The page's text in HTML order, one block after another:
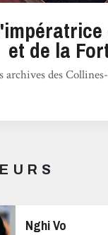
et de la
archives des
Nghi Vo